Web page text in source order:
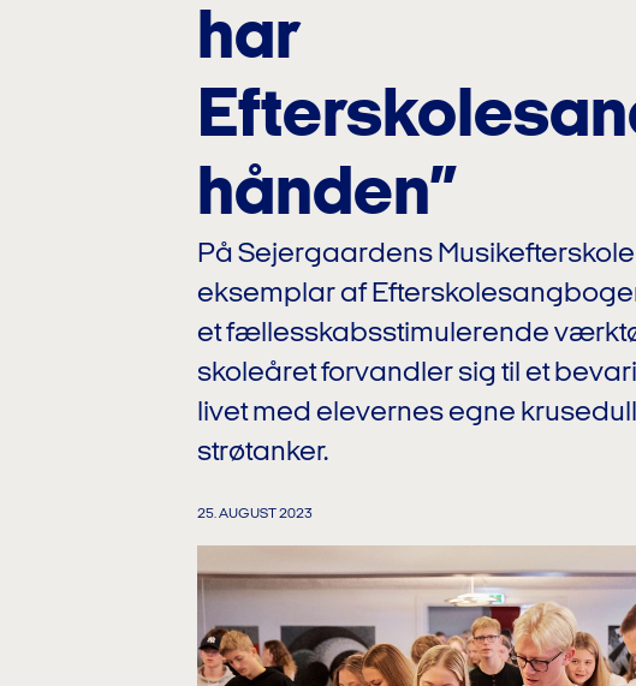
har
hånden”
På Sejergaardens
eksemplar af
et fællesskabsstimulerende
skoleåret forvandler sig til et
livet med elevernes egne
strøtanker.
25. AUGUST 2023